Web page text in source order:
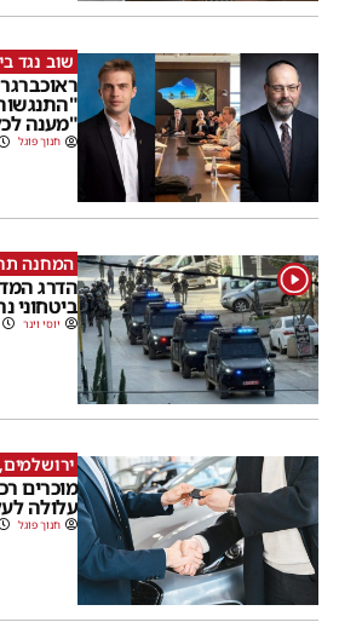
שוב נגד
"מענה
חנוך פוגל
1 המחנה
הדרג
ביטחוני
יוסי וינר
מוכרים
עלולה
חנוך פוגל